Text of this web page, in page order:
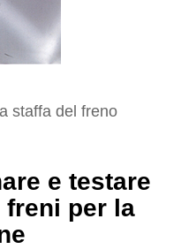
staffa del freno
e testare
per la